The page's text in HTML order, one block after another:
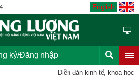
English
ký/Đăng nhập
Diễn đàn kinh tế, khoa học,